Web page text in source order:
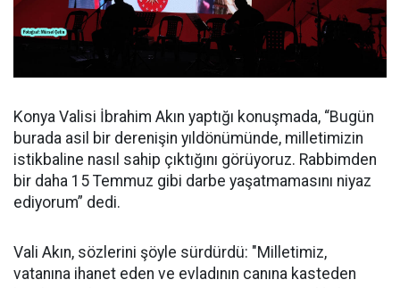
Konya Valisi İbrahim Akın yaptığı konuşmada, “Bugün
burada asil bir derenişin yıldönümünde, milletimizin
istikbaline nasıl sahip çıktığını görüyoruz. Rabbimden
bir daha 15 Temmuz gibi darbe yaşatmamasını niyaz
ediyorum” dedi.
Vali Akın, sözlerini şöyle sürdürdü: "Milletimiz,
vatanına ihanet eden ve evladının canına kasteden